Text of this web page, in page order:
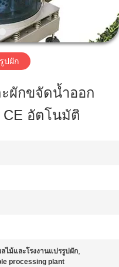
ปผัก
ผักขจัดน้ำออก
CE อัตโนมัติ
ไม้และโรงงานแปรรูปผัก,
processing plant